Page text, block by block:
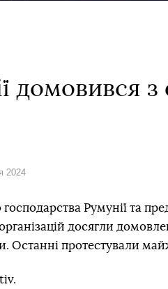
домовився
2024
господарства Румунії та
досягли
Останні протестували